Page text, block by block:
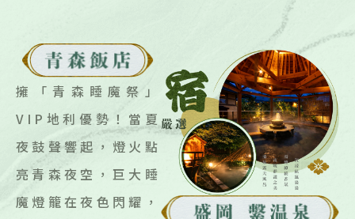
擁「青森睡魔祭」
VIP地利優勢！當夏
夜鼓聲響起，燈火點
亮青森夜空，巨大睡
魔燈籠在夜色閃耀，